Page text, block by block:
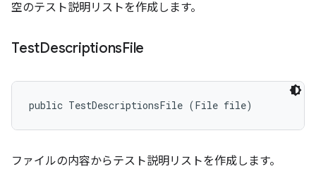
空のテスト説明リストを作成します。
TestDescriptionsFile
public TestDescriptionsFile (File file)
ファイルの内容からテスト説明リストを作成します。